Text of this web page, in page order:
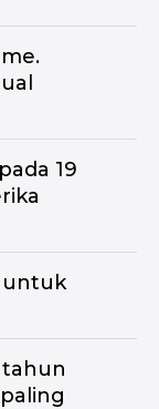
19
untuk
tahun